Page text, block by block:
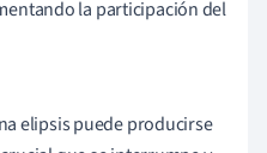
la participación del
elipsis puede producirse